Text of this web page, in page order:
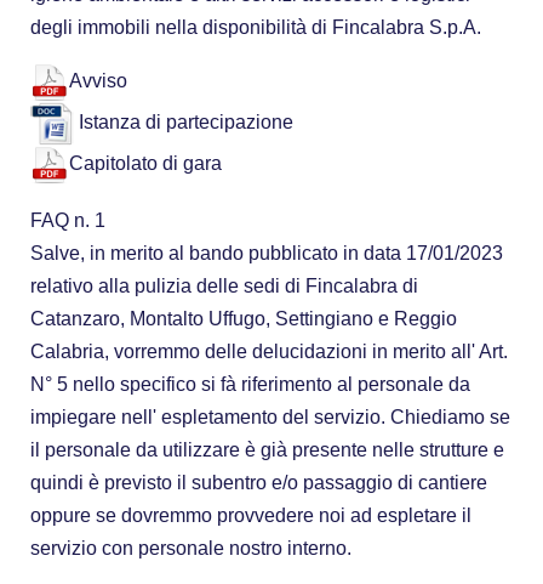
degli immobili nella disponibilità di Fincalabra S.p.A.
Avviso
Istanza di partecipazione
Capitolato di gara
FAQ n. 1
Salve, in merito al bando pubblicato in data 17/01/2023
relativo alla pulizia delle sedi di Fincalabra di
Catanzaro, Montalto Uffugo, Settingiano e Reggio
Calabria, vorremmo delle delucidazioni in merito all' Art.
N° 5 nello specifico si fà riferimento al personale da
impiegare nell' espletamento del servizio. Chiediamo se
il personale da utilizzare è già presente nelle strutture e
quindi è previsto il subentro e/o passaggio di cantiere
oppure se dovremmo provvedere noi ad espletare il
servizio con personale nostro interno.